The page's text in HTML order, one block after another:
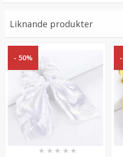
★
39 kr
LÄGG I
Liknande produkter
- 50%
★ ★ ★ ★ ★